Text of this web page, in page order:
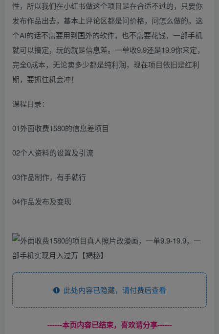
性，所以我们在小红书做这个项目是在合适不过的，只要你
发布作品出去，基本上评论区都是问价格，问怎么做的。这
个AI的话不需要用到国外的软件，也不需要花钱，一部手机
就可以搞定，玩的就是信息差。一单收9.9还是19.9你来定，
完全0成本，无论卖多少都是纯利润，现在项目依旧是红利
期，要抓住机会冲！
课程目录：
01外面收费1580的信息差项目
02个人资料的设置及引流
03作品制作，有手就行
04作品发布及变现
此处内容已隐藏，请付费后查看
------本页内容已结束，喜欢请分享------